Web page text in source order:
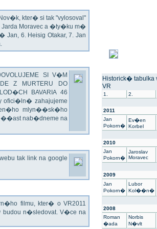
kter� si tak "vylosoval"
Moravec a �ty�ku m�
6. Heisig Otakar, 7. Jan
SI V�M
Z MURTERU DO
BAVARIA 46
ofici�ln� zahajujeme
mlyn��sk�ho
nab�dneme na
tak link na google
filmu, kter� o VR2011
n�sledovat. V�ce na
Historick�
VR
1. 2.
2011
Jan
Pokorn�
Ev�en
Korbel
2010
Jan
Pokorn�
Jaroslav
Moravec
2009
Jan
Pokorn�
Lubor
Kol��n�
2008
Roman
�ada
Norbis
N�vlt